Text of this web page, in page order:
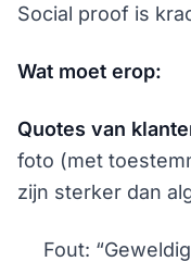
Social proof is
Wat moet erop:
Quotes van
foto (met
zijn sterker dan
Fout: